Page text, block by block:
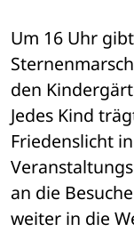
Um 16 Uhr
den
Jedes Kind
Friedenslicht
an die
weiter in die